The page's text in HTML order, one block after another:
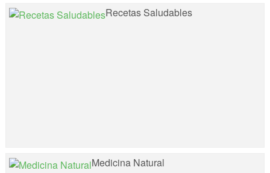
Recetas Saludables
Medicina Natural